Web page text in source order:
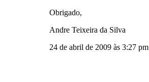
Obrigado,
Andre Teixeira da Silva
24 de abril de 2009 às 3:27 pm